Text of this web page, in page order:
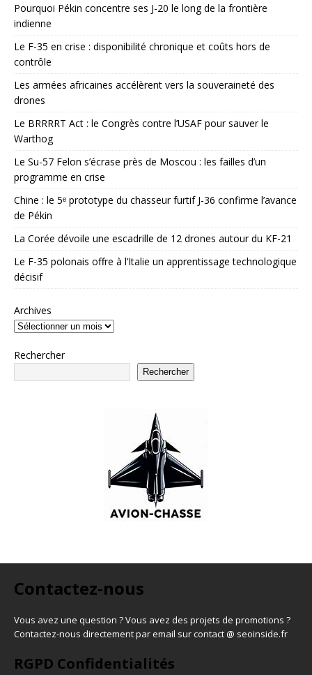
Pourquoi Pékin concentre ses J-20 le long de la frontière
indienne
Le F-35 en crise : disponibilité chronique et coûts hors de
contrôle
Les armées africaines accélèrent vers la souveraineté des
drones
Le BRRRRT Act : le Congrès contre l’USAF pour sauver le
Warthog
Le Su-57 Felon s’écrase près de Moscou : les failles d’un
programme en crise
Chine : le 5ᵉ prototype du chasseur furtif J-36 confirme l’avance
de Pékin
La Corée dévoile une escadrille de 12 drones autour du KF-21
Le F-35 polonais offre à l’Italie un apprentissage technologique
décisif
Archives
Rechercher
Rechercher
Contactez-nous
Vous avez une question ? Vous avez des projets de promotions ?
Contactez-nous directement par email sur contact @ seoinside.fr
RGPD Confidentialités